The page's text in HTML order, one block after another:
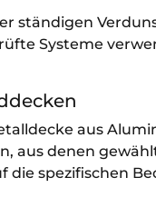
Systeme
aus
aus denen
spezifischen